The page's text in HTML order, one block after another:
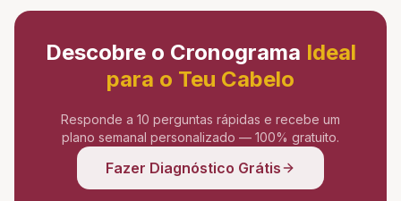
Descobre o Cronograma Ideal
para o Teu Cabelo
Responde a 10 perguntas rápidas e recebe um
plano semanal personalizado — 100% gratuito.
Fazer Diagnóstico Grátis